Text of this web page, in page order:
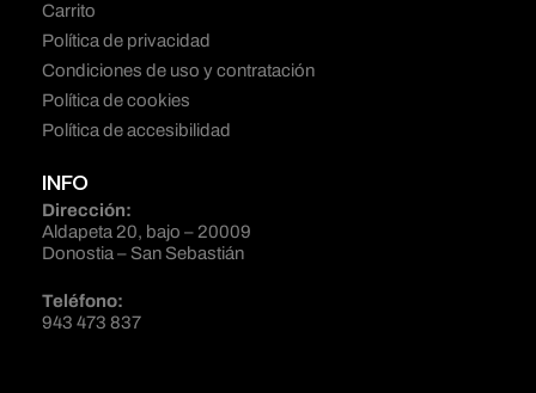
Carrito
Política de privacidad
Condiciones de uso y contratación
Política de cookies
Política de accesibilidad
INFO
Dirección:
Aldapeta 20, bajo – 20009
Donostia – San Sebastián
Teléfono:
943 473 837